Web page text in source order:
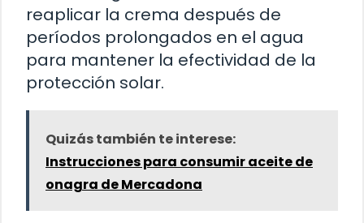
reaplicar la crema después de
períodos prolongados en el agua
para mantener la efectividad de la
protección solar.
Quizás también te interese:
Instrucciones para consumir aceite de
onagra de Mercadona